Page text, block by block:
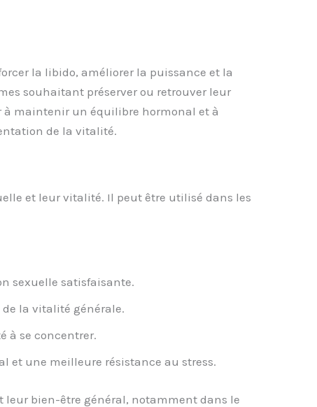
la libido, améliorer la puissance et la
souhaitant préserver ou retrouver leur
à maintenir un équilibre hormonal et à
de la vitalité.
et leur vitalité. Il peut être utilisé dans les
sexuelle satisfaisante.
la vitalité générale.
à se concentrer.
et une meilleure résistance au stress.
leur bien-être général, notamment dans le